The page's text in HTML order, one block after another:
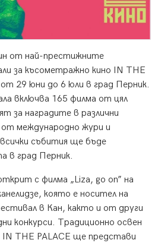
от най-престижните
за късометражно кино IN THE
29 юни до 6 юли в град Перник.
включва 165 филма от цял
за наградите в различни
от международно жури и
събития ще бъде
в град Перник.
с филма „Liza, go on” на
която е носител на
в Кан, както и от други
конкурси. Традиционно освен
IN THE PALACE ще представи